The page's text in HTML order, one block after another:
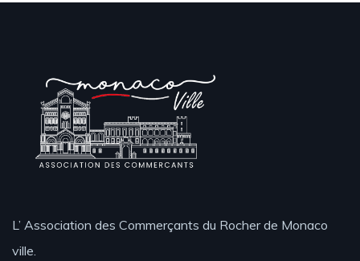
L’ Association des Commerçants du Rocher de Monaco
ville.